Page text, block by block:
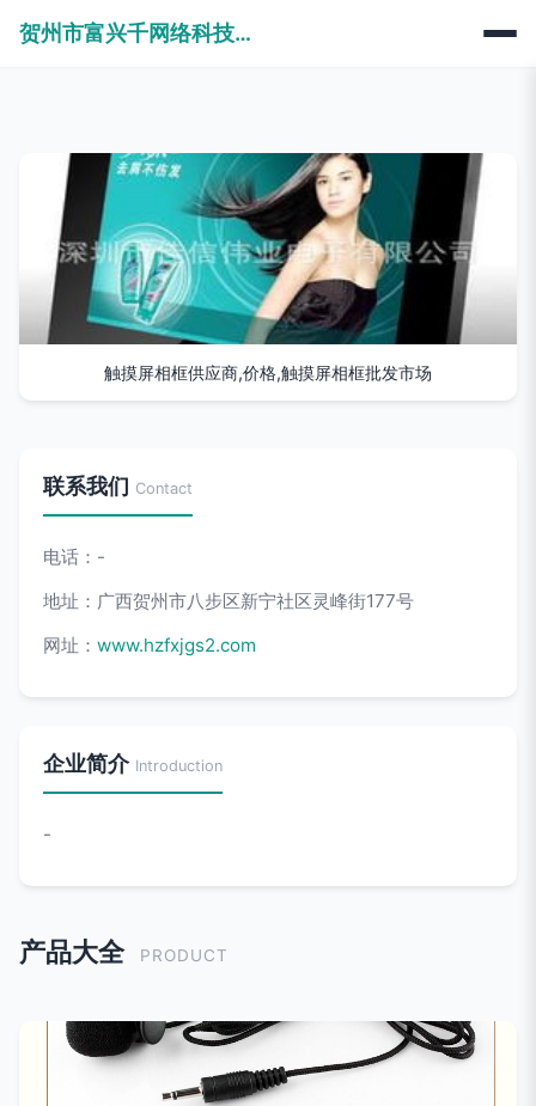
贺州市富兴千网络科技有限公司
触摸屏相框供应商,价格,触摸屏相框批发市场
联系我们 Contact
电话：-
地址：广西贺州市八步区新宁社区灵峰街177号
网址： www.hzfxjgs2.com
企业简介 Introduction
-
产品大全 PRODUCT